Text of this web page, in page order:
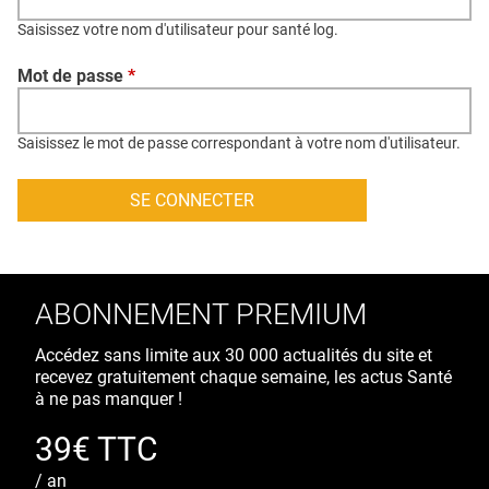
CONTACT
CRÉDITS
Saisissez votre nom d'utilisateur pour santé log.
Mot de passe *
Saisissez le mot de passe correspondant à votre nom d'utilisateur.
ABONNEMENT PREMIUM
Accédez sans limite aux 30 000 actualités du site et
recevez gratuitement chaque semaine, les actus Santé
à ne pas manquer !
39€ TTC
/ an